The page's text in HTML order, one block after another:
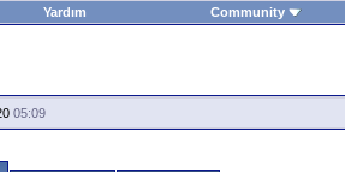
Yardım Community
05:09